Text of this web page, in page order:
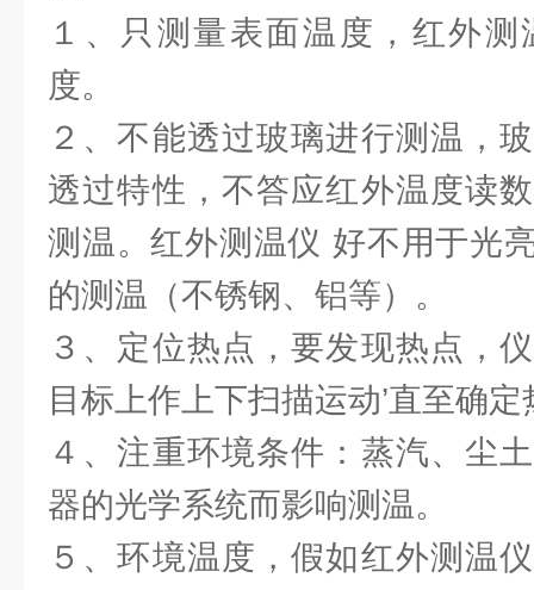
１、只测量表面温度，红外
度。
２、不能透过玻璃进行测温，
透过特性，不答应红外温度读
测温。红外测温仪 好不用于光
的测温（不锈钢、铝等）。
３、定位热点，要发现热点，
目标上作上下扫描运动’直至确
４、注重环境条件：蒸汽、尘
器的光学系统而影响测温。
５、环境温度，假如红外测温